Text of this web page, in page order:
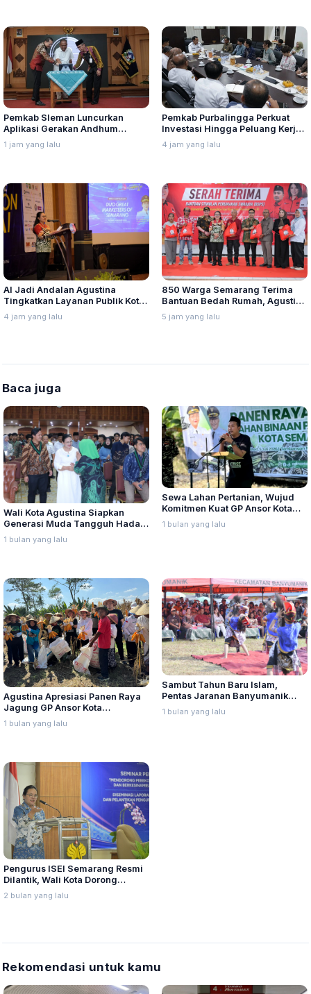
Pemkab Sleman Luncurkan
Aplikasi Gerakan Andhum
Handarbeni Penanganan Anak
Tidak Sekolah Berbasis Early
1 jam yang lalu
Pemkab Purbalingga Perkuat
Investasi Hingga Peluang Kerja
di Jepang
4 jam yang lalu
AI Jadi Andalan Agustina
Tingkatkan Layanan Publik Kota
Semarang
4 jam yang lalu
850 Warga Semarang Terima
Bantuan Bedah Rumah, Agustina
Genjot RTLH
5 jam yang lalu
Baca juga
Wali Kota Agustina Siapkan
Generasi Muda Tangguh Hadapi
Era Global, Dorong Kader HMI
Jadi Pemimpin dan Pencipta
1 bulan yang lalu
Sewa Lahan Pertanian, Wujud
Komitmen Kuat GP Ansor Kota
Semarang Wujudkan Patriot
Ketahanan Pangan di Ibukota
1 bulan yang lalu
Agustina Apresiasi Panen Raya
Jagung GP Ansor Kota
Semarang, Dorong Penguatan
Ketahanan Pangan
1 bulan yang lalu
Sambut Tahun Baru Islam,
Pentas Jaranan Banyumanik
Dapat Apresiasi Wali Kota
1 bulan yang lalu
Pengurus ISEI Semarang Resmi
Dilantik, Wali Kota Dorong
Sinergi Lewat Program Waras
Ekonomi
2 bulan yang lalu
Rekomendasi untuk kamu